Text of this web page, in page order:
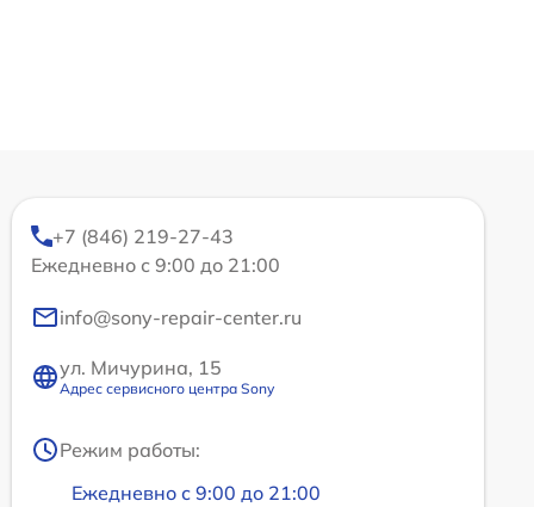
+7 (846) 219-27-43
Ежедневно с 9:00 до 21:00
info@sony-repair-center.ru
ул. Мичурина, 15
Адрес сервисного центра Sony
Режим работы:
Ежедневно с 9:00 до 21:00